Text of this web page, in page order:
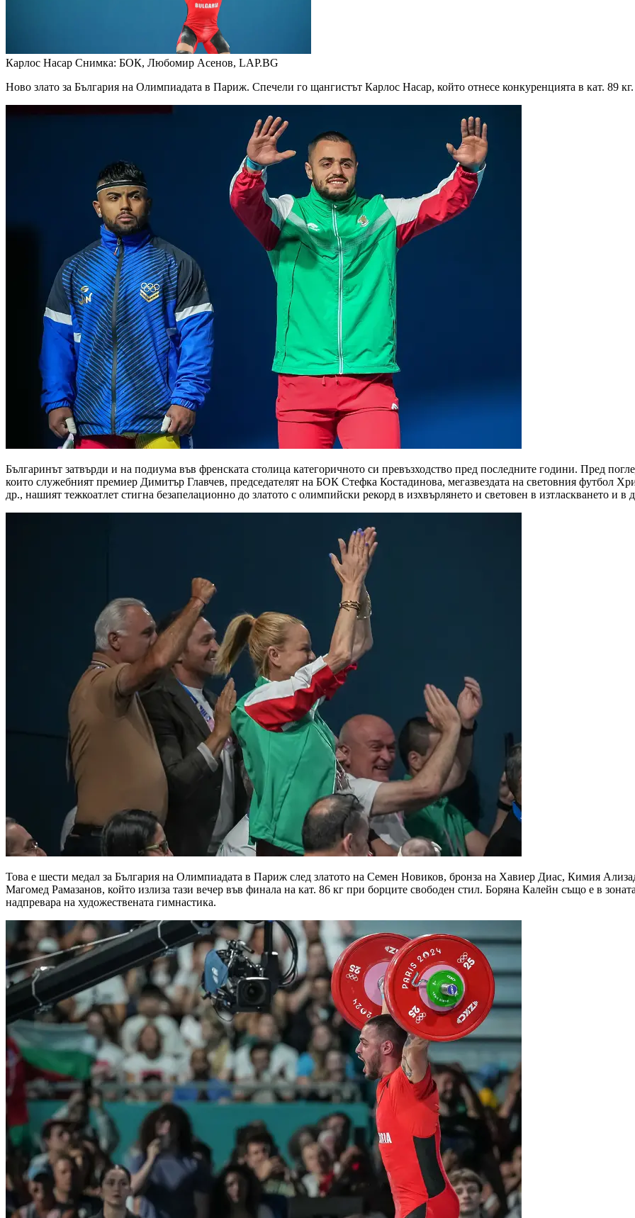
Карлос Насар Снимка: БОК, Любомир Асенов, LAP.BG
Ново злато за България на Олимпиадата в Париж. Спечели го щангистът Карлос Насар, който отнесе конкуренцията в кат. 89 кг.
Българинът затвърди и на подиума във френската столица категоричното си превъзходство пред последните години. Пред
които служебният премиер Димитър Главчев, председателят на БОК Стефка Костадинова, мегазвездата на световния футбол
др., нашият тежкоатлет стигна безапелационно до златото с олимпийски рекорд в изхвърлянето и световен в изтласкването и в
Това е шести медал за България на Олимпиадата в Париж след златото на Семен Новиков, бронза на Хавиер Диас, Кимия
Магомед Рамазанов, който излиза тази вечер във финала на кат. 86 кг при борците свободен стил. Боряна Калейн също е в
надпревара на художествената гимнастика.